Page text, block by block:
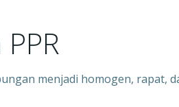
menjadi homogen, rapat,